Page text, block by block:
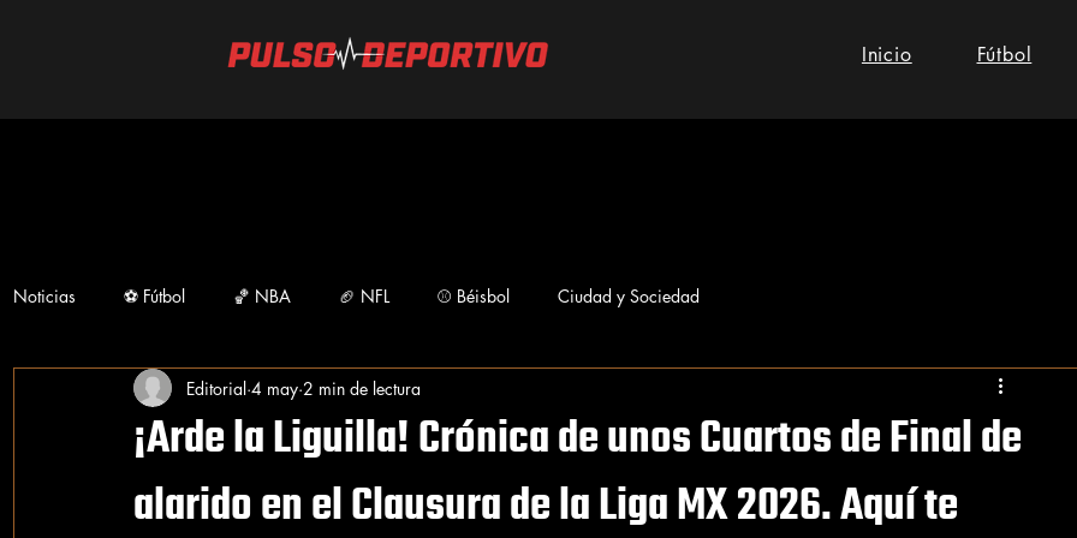
Inicio Fútbol
Noticias ⚽ Fútbol 🏀 NBA 🏈 NFL ⚾ Béisbol Ciudad y Sociedad
¡Arde la Liguilla! Crónica de unos Cuartos de Final de
alarido en el Clausura de la Liga MX 2026. Aquí te
Editorial 4 may 2 min de lectura